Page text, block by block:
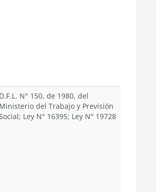
D.F.L. N° 150, de 1980, del
Ministerio del Trabajo y Previsión
Ley N° 16395; Ley N° 19728